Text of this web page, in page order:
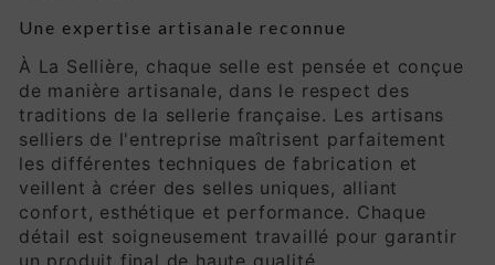
Une expertise artisanale reconnue
À La Sellière, chaque selle est pensée et conçue
de manière artisanale, dans le respect des
traditions de la sellerie française. Les artisans
selliers de l'entreprise maîtrisent parfaitement
les différentes techniques de fabrication et
veillent à créer des selles uniques, alliant
confort, esthétique et performance. Chaque
détail est soigneusement travaillé pour garantir